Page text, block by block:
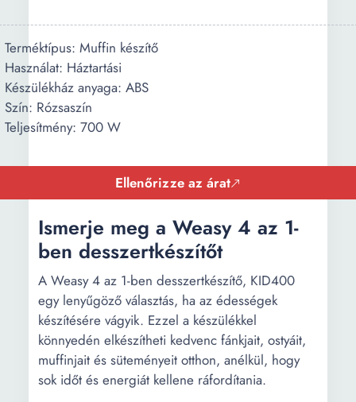
Terméktípus: Muffin készítő
Használat: Háztartási
Készülékház anyaga: ABS
Szín: Rózsaszín
Teljesítmény: 700 W
Ellenőrizze az árat
Ismerje meg a Weasy 4 az 1-
ben desszertkészítőt
A Weasy 4 az 1-ben desszertkészítő, KID400
egy lenyűgöző választás, ha az édességek
készítésére vágyik. Ezzel a készülékkel
könnyedén elkészítheti kedvenc fánkjait, ostyáit,
muffinjait és süteményeit otthon, anélkül, hogy
sok időt és energiát kellene ráfordítania.